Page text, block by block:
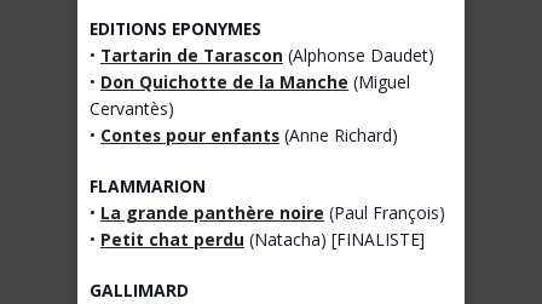
EDITIONS EPONYMES
• Tartarin de Tarascon (Alphonse Daudet)
• Don Quichotte de la Manche (Miguel
Cervantès)
• Contes pour enfants (Anne Richard)
FLAMMARION
• La grande panthère noire (Paul François)
• Petit chat perdu (Natacha) [FINALISTE]
GALLIMARD